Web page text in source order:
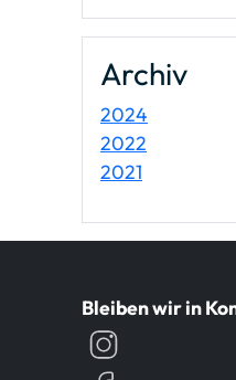
Archiv
2024
2022
2021
Bleiben wir in